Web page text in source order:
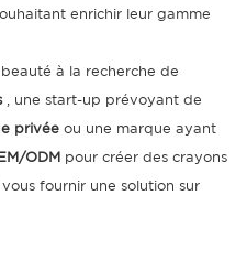
enrichir leur gamme
à la recherche de
, une start-up prévoyant de
privée ou une marque ayant
ODM pour créer des crayons
fournir une solution sur